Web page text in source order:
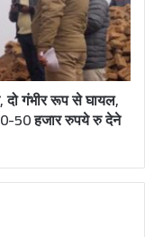
दो गंभीर रूप से घायल,
50 हजार रुपये रु देने